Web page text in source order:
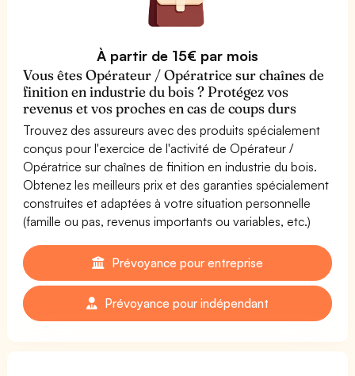
À partir de 15€ par mois
Vous êtes Opérateur / Opératrice sur chaînes de
finition en industrie du bois ? Protégez vos
revenus et vos proches en cas de coups durs
Trouvez des assureurs avec des produits spécialement
conçus pour l'exercice de l'activité de Opérateur /
Opératrice sur chaînes de finition en industrie du bois.
Obtenez les meilleurs prix et des garanties spécialement
construites et adaptées à votre situation personnelle
(famille ou pas, revenus importants ou variables, etc.)
Prévoyance pour entreprise
Prévoyance pour indépendant